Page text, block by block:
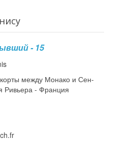
- 15
между Монако и Сен-
Ривьера - Франция